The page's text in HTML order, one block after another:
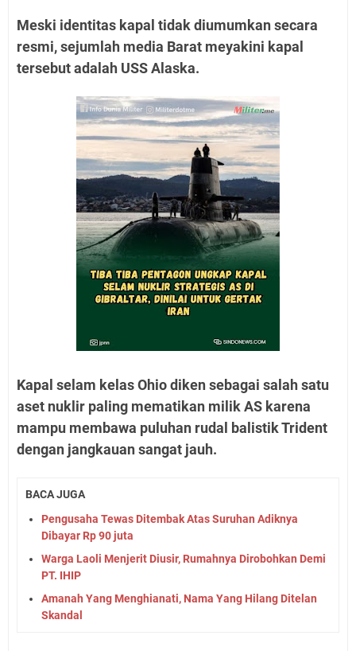
Meski identitas kapal tidak diumumkan secara
resmi, sejumlah media Barat meyakini kapal
tersebut adalah USS Alaska.
Kapal selam kelas Ohio diken sebagai salah satu
aset nuklir paling mematikan milik AS karena
mampu membawa puluhan rudal balistik Trident
dengan jangkauan sangat jauh.
BACA JUGA
Pengusaha Tewas Ditembak Atas Suruhan Adiknya
Dibayar Rp 90 juta
Warga Laoli Menjerit Diusir, Rumahnya Dirobohkan Demi
PT. IHIP
Amanah Yang Menghianati, Nama Yang Hilang Ditelan
Skandal